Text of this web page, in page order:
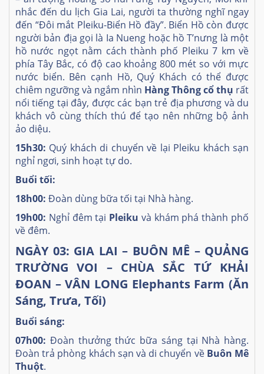
nhắc đến du lịch Gia Lai, người ta thường nghĩ ngay
đến “Đôi mắt Pleiku-Biển Hồ đầy”. Biển Hồ còn được
người bản địa gọi là Ia Nueng hoặc hồ T’nưng là một
hồ nước ngọt nằm cách thành phố Pleiku 7 km về
phía Tây Bắc, có độ cao khoảng 800 mét so với mực
nước biển. Bên cạnh Hồ, Quý Khách có thể được
chiêm ngưỡng và ngắm nhìn Hàng Thông cổ thụ rất
nổi tiếng tại đây, được các bạn trẻ địa phương và du
khách vô cùng thích thú để tạo nên những bộ ảnh
ảo diệu.
15h30: Quý khách di chuyển về lại Pleiku khách sạn
nghỉ ngơi, sinh hoạt tự do.
Buổi tối:
18h00: Đoàn dùng bữa tối tại Nhà hàng.
19h00: Nghỉ đêm tại Pleiku và khám phá thành phố
về đêm.
NGÀY 03: GIA LAI – BUÔN MÊ – QUẢNG
TRƯỜNG VOI – CHÙA SẮC TỨ KHẢI
ĐOAN – VÂN LONG Elephants Farm (Ăn
Sáng, Trưa, Tối)
Buổi sáng:
07h00: Đoàn thưởng thức bữa sáng tại Nhà hàng.
Đoàn trả phòng khách sạn và di chuyển về Buôn Mê
Thuột.